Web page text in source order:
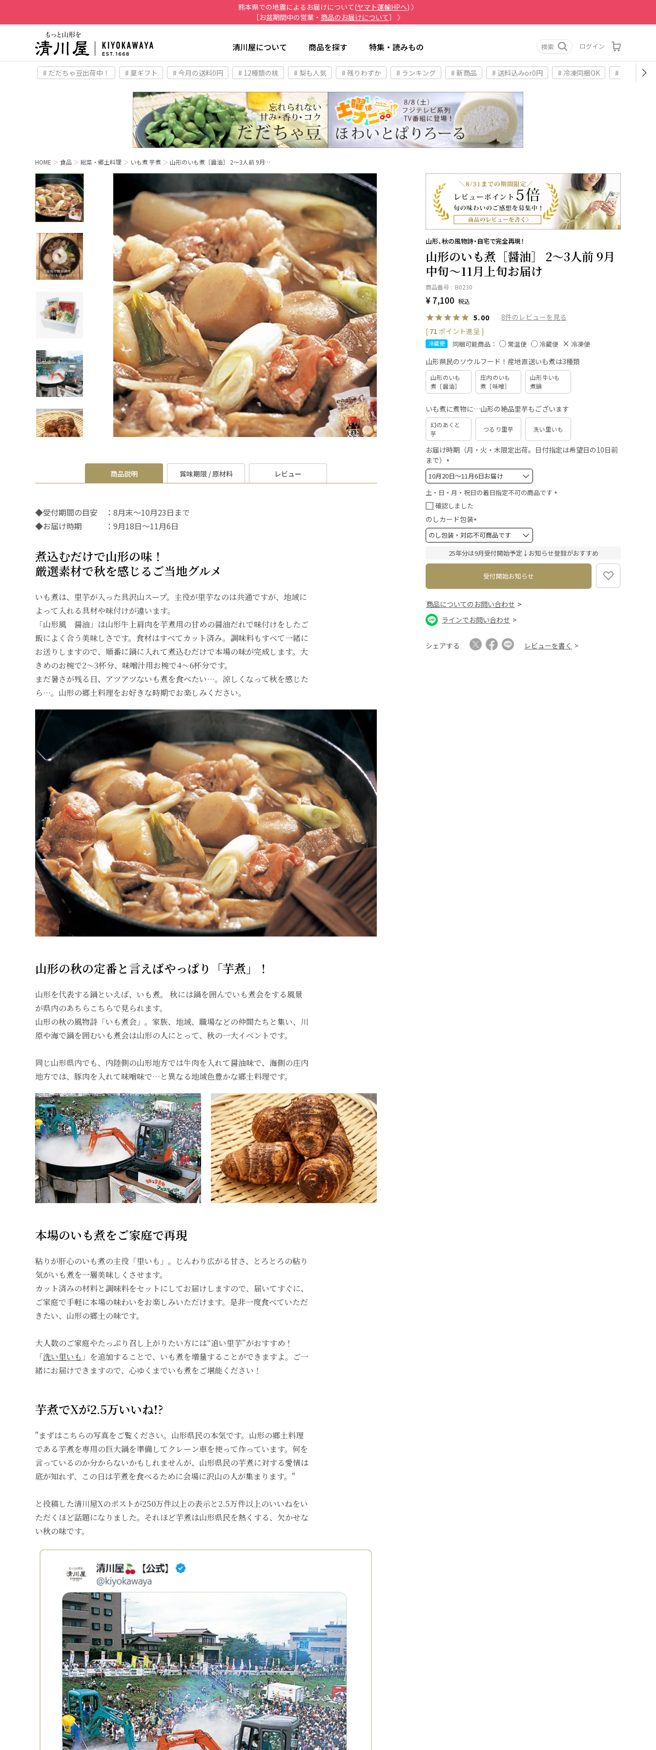
熊本県での地震によるお届けについて(ヤマト運輸HPへ) 〉
［お盆期間中の営業・ 商品のお届けについて］ 〉
清川屋について 商品を探す 特集・読みもの 検索 ログイン
# だだちゃ豆出荷中！ # 夏ギフト # 今月の送料0円 # 12種類の桃 # 梨も人気 # 残りわずか # ランキング # 新商品 # 送料込みor0円 # 冷凍同梱OK # お土産
HOME 食品 総菜・郷土料理 いも煮 芋煮 山形のいも煮［醤油］ 2～3人前 9月…
商品説明 賞味期限 / 原材料 レビュー
◆受付期間の目安 ：8月末～10月23日まで
◆お届け時期 ：9月18日～11月6日
煮込むだけで山形の味！
厳選素材で秋を感じるご当地グルメ
いも煮は、里芋が入った具沢山スープ。主役が里芋なのは共通ですが、地域に
よって入れる具材や味付けが違います。
「山形風 醤油」は山形牛上肩肉を芋煮用の甘めの醤油だれで味付けをしたご
飯によく合う美味しさです。食材はすべてカット済み。調味料もすべて一緒に
お送りしますので、順番に鍋に入れて煮込むだけで本場の味が完成します。大
きめのお椀で2～3杯分、味噌汁用お椀で4～6杯分です。
まだ暑さが残る日、アツアツないも煮を食べたい…。涼しくなって秋を感じた
ら…。山形の郷土料理をお好きな時期でお楽しみください。
山形の秋の定番と言えばやっぱり「芋煮」！
山形を代表する鍋といえば、いも煮。 秋には鍋を囲んでいも煮会をする風景
が県内のあちらこちらで見られます。
山形の秋の風物詩「いも煮会」。家族、地域、職場などの仲間たちと集い、川
原や海で鍋を囲むいも煮会は山形の人にとって、秋の一大イベントです。
同じ山形県内でも、内陸側の山形地方では牛肉を入れて醤油味で、海側の庄内
地方では、豚肉を入れて味噌味で…と異なる地域色豊かな郷土料理です。
本場のいも煮をご家庭で再現
粘りが肝心のいも煮の主役「里いも」。じんわり広がる甘さ、とろとろの粘り
気がいも煮を一層美味しくさせます。
カット済みの材料と調味料をセットにしてお届けしますので、届いてすぐに、
ご家庭で手軽に本場の味わいをお楽しみいただけます。是非一度食べていただ
きたい、山形の郷土の味です。
大人数のご家庭やたっぷり召し上がりたい方には“追い里芋”がおすすめ！
「洗い里いも 」を追加することで、いも煮を増量することができますよ。ご一
緒にお届けできますので、心ゆくまでいも煮をご堪能ください！
芋煮でXが2.5万いいね!?
"まずはこちらの写真をご覧ください。山形県民の本気です。山形の郷土料理
である芋煮を専用の巨大鍋を準備してクレーン車を使って作っています。何を
言っているのか分からないかもしれませんが、山形県民の芋煮に対する愛情は
底が知れず、この日は芋煮を食べるために会場に沢山の人が集まります。"
と投稿した清川屋Xのポストが250万件以上の表示と2.5万件以上のいいねをい
ただく ほど話題になりました。それほど芋煮は山形県民を熱くする、欠かせな
い秋の味です。
山形、秋の風物詩・自宅で完全再現！
山形のいも煮［醤油］ 2～3人前 9月
中旬～11月上旬お届け
商品番号 B0230
¥ 7,100 税込
5.00
8
[ 71 ポイント進呈 ]
冷蔵便 同梱可能商品： 常温便 冷蔵便 冷凍便
山形県民のソウルフード！産地直送いも煮は3種類
山形のいも
煮［醤油］
庄内のいも
煮［味噌］
山形牛いも
煮鍋
いも煮に煮物に…山形の絶品里芋もございます
幻のあくと
芋
つるり里芋 洗い里いも
お届け時期（月・火・木限定出荷。日付指定は希望日の10日前
まで）
(
必
須
土・日・月・祝日の着日指定不可の商品です
確認しました
のしカード包装
(
必
須
25年分は9月受付開始予定↓お知らせ登録がおすすめ
受付開始お知らせ
商品についてのお問い合わせ
ラインでお問い合わせ
シェアする レビューを書く